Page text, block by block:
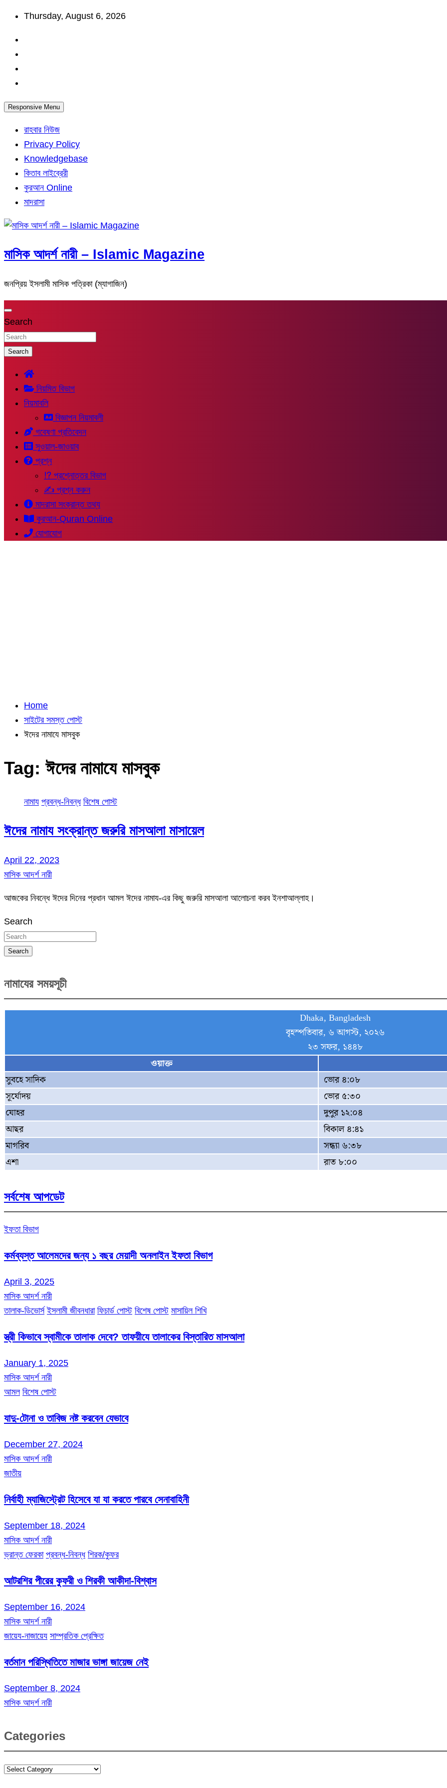
Skip
content
Thursday, August 6, 2026
Responsive Menu
রাহবার নিউজ
Privacy Policy
Knowledgebase
কিতাব লাইব্রেরী
কুরআন Online
মাদরাসা
মাসিক আদর্শ নারী – Islamic Magazine
জনপ্রিয় ইসলামী মাসিক পত্রিকা (ম্যাগাজিন)
Search
Search
নিয়মিত বিভাগ
নিয়মাবলি
বিজ্ঞাপন নিয়মাবলী
গবেষণা প্রতিবেদন
সুওয়াল-জাওয়াব
প্রশ্ন
⁉ প্রশ্নোত্তর বিভাগ
✍ প্রশ্ন করুন
মাদরাসা সংক্রান্ত তথ্য
কুরআন-Quran Online
যোগাযোগ
Home
সাইটের সমস্ত পোস্ট
ঈদের নামাযে মাসবুক
Tag: ঈদের নামাযে মাসবুক
নামায প্রবন্ধ-নিবন্ধ বিশেষ পোস্ট
ঈদের নামায সংক্রান্ত জরুরি মাসআলা মাসায়েল
April 22, 2023
মাসিক আদর্শ নারী
আজকের নিবন্ধে ঈদের দিনের প্রধান আমল ঈদের নামায-এর কিছু জরুরি মাসআলা আলোচনা করব ইনশাআল্লাহ।
Search
Search
নামাযের সময়সূচী
Dhaka, Bangladesh
বৃহস্পতিবার, ৬ আগস্ট, ২০২৬
২৩ সফর, ১৪৪৮
ওয়াক্ত
সুবহে সাদিক
ভোর ৪:০৮
সূর্যোদয়
ভোর ৫:৩০
যোহর
দুপুর ১২:০৪
আছর
বিকাল ৪:৪১
মাগরিব
সন্ধ্যা ৬:৩৮
এশা
রাত ৮:০০
সর্বশেষ আপডেট
ইফতা বিভাগ
কর্মব্যস্ত আলেমদের জন্য ১ বছর মেয়াদী অনলাইন ইফতা বিভাগ
April 3, 2025
মাসিক আদর্শ নারী
তালাক-ডিভোর্স ইসলামী জীবনধারা ফিচার্ড পোস্ট বিশেষ পোস্ট মাসায়িল শিখি
স্ত্রী কিভাবে স্বামীকে তালাক দেবে? তাফয়ীযে তালাকের বিস্তারিত মাসআলা
January 1, 2025
মাসিক আদর্শ নারী
আমল বিশেষ পোস্ট
যাদু-টোনা ও তাবিজ নষ্ট করবেন যেভাবে
December 27, 2024
মাসিক আদর্শ নারী
জাতীয়
নির্বাহী ম্যাজিস্ট্রেট হিসেবে যা যা করতে পারবে সেনাবাহিনী
September 18, 2024
মাসিক আদর্শ নারী
ভ্রান্ত ফেরকা প্রবন্ধ-নিবন্ধ শিরক/কুফর
আটরশির পীরের কুফরী ও শিরকী আকীদা-বিশ্বাস
September 16, 2024
মাসিক আদর্শ নারী
জায়েয-নাজায়েয সাম্প্রতিক প্রেক্ষিত
বর্তমান পরিস্থিতিতে মাজার ভাঙ্গা জায়েজ নেই
September 8, 2024
মাসিক আদর্শ নারী
Categories
Categories